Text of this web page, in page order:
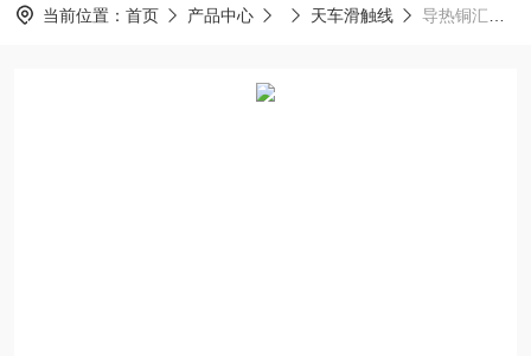
当前位置： 首页 产品中心 天车滑触线 导热铜汇流排